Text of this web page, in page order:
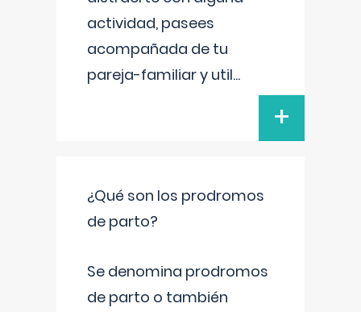
actividad, pasees
acompañada de tu
pareja-familiar y util...
+
¿Qué son los prodromos
de parto?
Se denomina prodromos
de parto o también